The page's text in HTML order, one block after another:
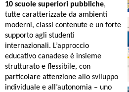
10 scuole superiori pubbliche,
tutte caratterizzate da ambienti
moderni, classi contenute e un forte
supporto agli studenti
internazionali. L’approccio
educativo canadese è insieme
strutturato e flessibile, con
particolare attenzione allo sviluppo
individuale e all’autonomia – uno